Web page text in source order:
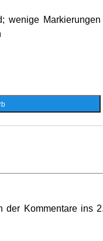
wenige Markierungen
der Kommentare ins